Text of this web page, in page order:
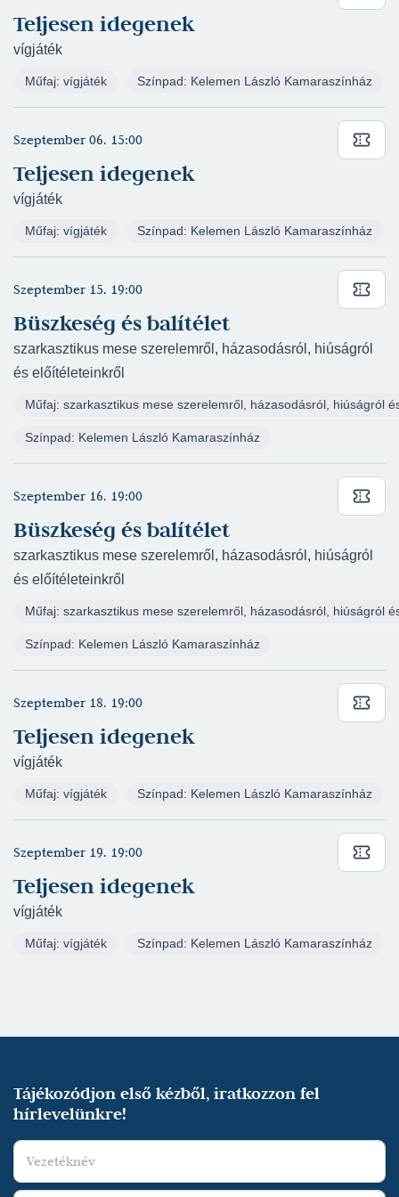
Kelemen László Kamaraszínház
(rendező:
Cseke Péter)
(2025/2026) - Mr. Darcy - Kelemen László
Kamaraszínház(rendező: Pelsőczy Réka)
Heinrich von Kleist: A bosszú (2025/2026) -
(rendező: Kovács D. Dániel)
Ray Cooney - John Chapman: Kölcsönlakás
(2025/2026) - Alistair Spenlow - Kelemen László
Kamaraszínház(rendező: Kapitány Iván)
Juhász Levente - Szente Vajk - Galambos Attila:
(rendező: Szente Vajk)
Jacobi Viktor - Bródy Miksa - Martos Ferenc:
Leányvásár (2024/2025) - Fritz, Rottenberg fia -
Nagyszínház(rendező: Juronics Tamás)
Ma este megbukunk (2024/2025) - Krisz, a
Nagyszínház(rendező: Cseke Péter)
Lee Hall - Tom Stoppard - Marc Norman:
Szerelmes Shakespeare (2023/2024) - Marlowe
(rendező: Pataki András)
(2023/2024) - Kuligin, Fjodor Iljics, tanár, Mása
férje - Kelemen László Kamaraszínház
Patricia Highsmith: A tehetséges Mr. Ripley
(2023/2024) - Tom Ripley - Kelemen László
Kamaraszínház(rendező: Kovács Lehel)
Szikora Róbert - Lezsák Sándor - Zsuffa Tünde:
Lehár Ferenc: Luxemburg grófja (2022/2023) -
Armand Brissard, festő - Nagyszínház
Szente Vajk)
Macbeth - Ruszt József Stúdiószínház(rendező:
Saul, Predszláva gyermeke - Kelemen László
Kamaraszínház
William Shakespeare: Rómeó és Júlia
(2021/2022) - Mercutio, a herceg rokona,
Rómeó barátja, Tybalt, Capuletné unokaöccse -
Teljesen idegenek
vígjáték
Műfaj: vígjáték Színpad: Kelemen László Kamaraszínház
Szeptember 06. 15:00
Teljesen idegenek
vígjáték
Műfaj: vígjáték Színpad: Kelemen László Kamaraszínház
Szeptember 15. 19:00
Büszkeség és balítélet
szarkasztikus mese szerelemről, házasodásról, hiúságról
és előítéleteinkről
Műfaj: szarkasztikus mese szerelemről, házasodásról, hiúságról
Színpad: Kelemen László Kamaraszínház
Szeptember 16. 19:00
Büszkeség és balítélet
szarkasztikus mese szerelemről, házasodásról, hiúságról
és előítéleteinkről
Műfaj: szarkasztikus mese szerelemről, házasodásról, hiúságról
Színpad: Kelemen László Kamaraszínház
Szeptember 18. 19:00
Teljesen idegenek
vígjáték
Műfaj: vígjáték Színpad: Kelemen László Kamaraszínház
Szeptember 19. 19:00
Teljesen idegenek
vígjáték
Műfaj: vígjáték Színpad: Kelemen László Kamaraszínház
Tájékozódjon első kézből, iratkozzon fel
hírlevelünkre!